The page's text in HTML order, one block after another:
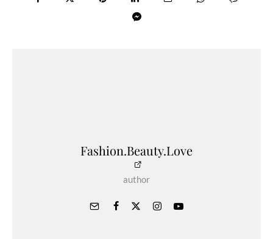
Fashion.Beauty.Love
author